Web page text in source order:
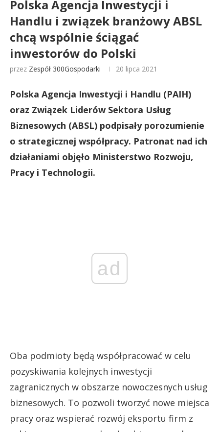
Polska Agencja Inwestycji i
Handlu i związek branżowy ABSL
chcą wspólnie ściągać
inwestorów do Polski
przez Zespół 300Gospodarki 20 lipca 2021
Polska Agencja Inwestycji i Handlu (PAIH)
oraz Związek Liderów Sektora Usług
Biznesowych (ABSL) podpisały porozumienie
o strategicznej współpracy. Patronat nad ich
działaniami objęło Ministerstwo Rozwoju,
Pracy i Technologii.
ad
Oba podmioty będą współpracować w celu
pozyskiwania kolejnych inwestycji
zagranicznych w obszarze nowoczesnych usług
biznesowych. To pozwoli tworzyć nowe miejsca
pracy oraz wspierać rozwój eksportu firm z